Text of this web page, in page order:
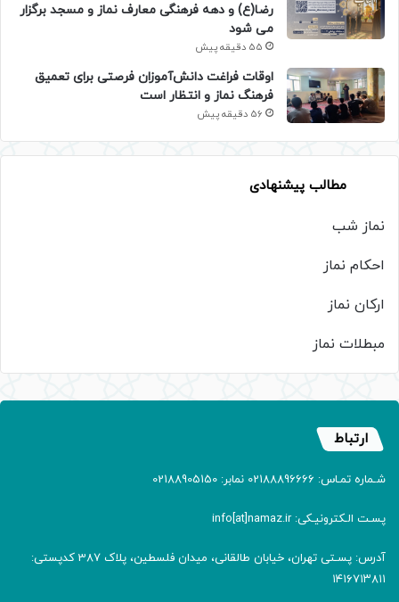
رضا(ع) و دهه فرهنگی معارف نماز و مسجد برگزار
می شود
55 دقیقه پیش
اوقات فراغت دانش‌آموزان فرصتی برای تعمیق
فرهنگ نماز و انتظار است
56 دقیقه پیش
مطالب پیشنهادی
نماز شب
احکام نماز
ارکان نماز
مبطلات نماز
ارتباط
شـماره تمـاس: 02188896666 نمابر: 02188905150
پسـت الـکترونیـکی: info[at]namaz.ir
آدرس: پسـتی تهران، خیابان طالقانی، میدان فلسطین، پلاک 387 کدپستی:
۱۴۱۶۷۱۳۸۱۱